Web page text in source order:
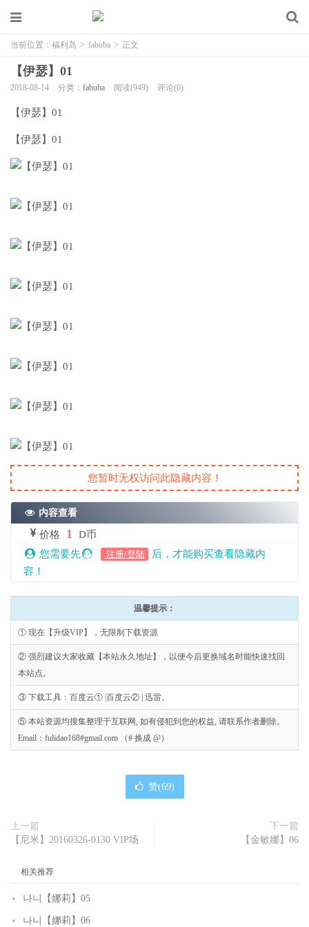
当前位置： 福利岛 > fabuba > 正文
【伊瑟】01
2018-08-14 分类： fabuba 阅读(949) 评论(0)
【伊瑟】01
【伊瑟】01
您暂时无权访问此隐藏内容！
内容查看
价格 1
D币
您需要先
注册/登陆
后，才能购买查看隐藏内
容！
温馨提示：
① 现在【升级VIP】，无限制下载资源
② 强烈建议大家收藏【本站永久地址】，以便今后更换域名时能快速找回
本站点。
③ 下载工具：百度云① |百度云② | 迅雷。
⑤ 本站资源均搜集整理于互联网, 如有侵犯到您的权益, 请联系作者删除。
Email：fulidao168#gmail.com （# 换成 @）
赞(69)
上一篇
【尼米】20160326-0130 VIP场
下一篇
【金敏娜】06
相关推荐
나니【娜莉】05
나니【娜莉】06